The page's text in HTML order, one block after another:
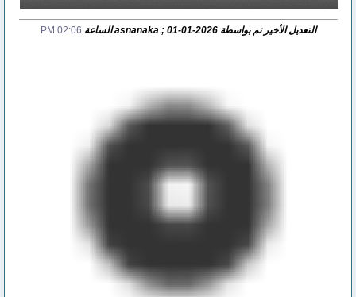
التعديل الأخير تم بواسطة asnanaka ; 01-01-2026 الساعة 02:06 PM